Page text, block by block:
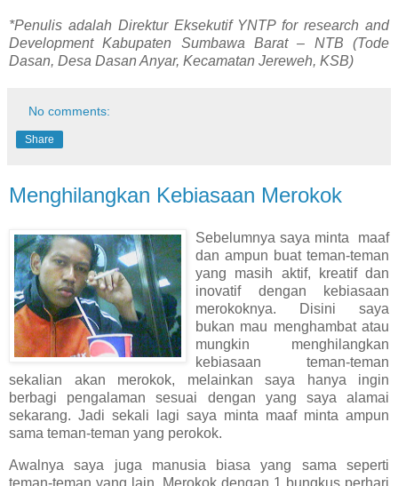
*Penulis adalah Direktur Eksekutif YNTP for research and
Development Kabupaten Sumbawa Barat – NTB (Tode
Dasan, Desa Dasan Anyar, Kecamatan Jereweh, KSB)
No comments:
Share
Menghilangkan Kebiasaan Merokok
Sebelumnya saya minta maaf
dan ampun buat teman-teman
yang masih aktif, kreatif dan
inovatif dengan kebiasaan
merokoknya. Disini saya
bukan mau menghambat atau
mungkin menghilangkan
kebiasaan teman-teman
sekalian akan merokok, melainkan saya hanya ingin
berbagi pengalaman sesuai dengan yang saya alamai
sekarang. Jadi sekali lagi saya minta maaf minta ampun
sama teman-teman yang perokok.
Awalnya saya juga manusia biasa yang sama seperti
teman-teman yang lain. Merokok dengan 1 bungkus perhari